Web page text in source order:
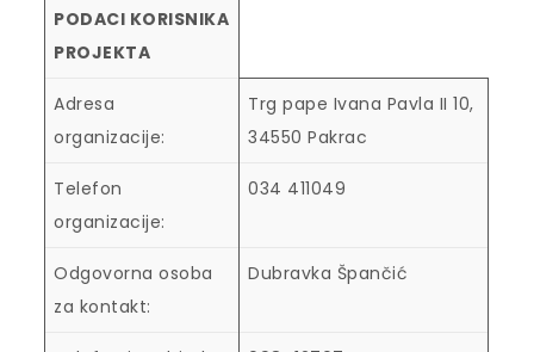
PODACI KORISNIKA
PROJEKTA
Adresa
organizacije:
Trg pape Ivana Pavla II 10,
34550 Pakrac
Telefon
organizacije:
034 411049
Odgovorna osoba
za kontakt:
Dubravka Špančić